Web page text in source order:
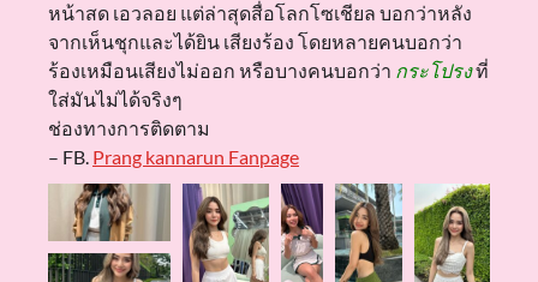
หน้าสด เอวลอย แต่ล่าสุดสื่อโลกโซเชียล บอกว่าหลัง
จากเห็นชุกและได้ยิน เสียงร้อง โดยหลายคนบอกว่า
ร้องเหมือนเสียงไม่ออก หรือบางคนบอกว่า กระโปรงที่
ใส่มันไม่ได้จริงๆ
ช่องทางการติดตาม
– FB. Prang kannarun Fanpage